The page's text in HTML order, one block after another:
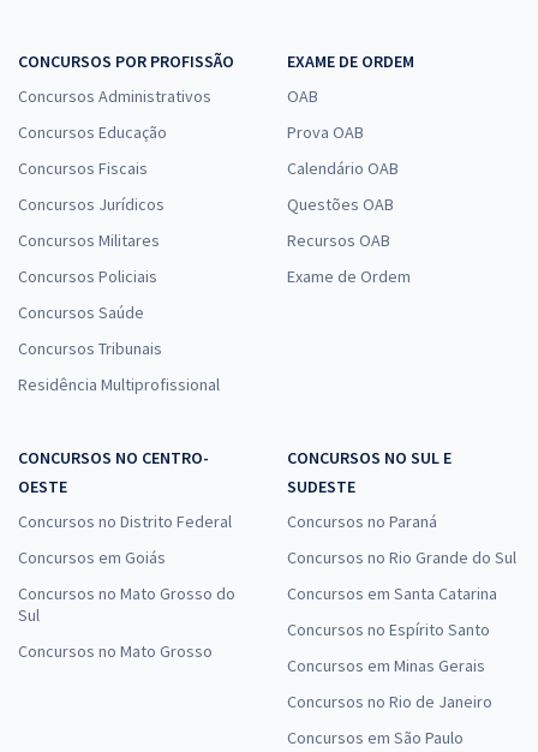
CONCURSOS POR PROFISSÃO
Concursos Administrativos
Concursos Educação
Concursos Fiscais
Concursos Jurídicos
Concursos Militares
Concursos Policiais
Concursos Saúde
Concursos Tribunais
Residência Multiprofissional
EXAME DE ORDEM
OAB
Prova OAB
Calendário OAB
Questões OAB
Recursos OAB
Exame de Ordem
CONCURSOS NO CENTRO-
OESTE
Concursos no Distrito Federal
Concursos em Goiás
Concursos no Mato Grosso do
Sul
Concursos no Mato Grosso
CONCURSOS NO SUL E
SUDESTE
Concursos no Paraná
Concursos no Rio Grande do Sul
Concursos em Santa Catarina
Concursos no Espírito Santo
Concursos em Minas Gerais
Concursos no Rio de Janeiro
Concursos em São Paulo